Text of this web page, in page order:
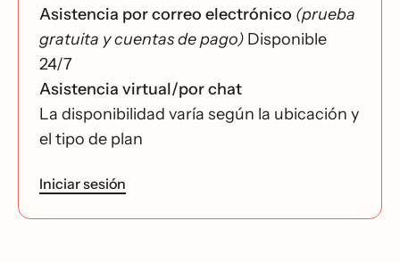
Asistencia por correo electrónico (prueba
gratuita y cuentas de pago) Disponible
24/7
Asistencia virtual/por chat
La disponibilidad varía según la ubicación y
el tipo de plan
Iniciar sesión